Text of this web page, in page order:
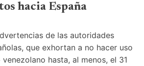
hacia España
de las autoridades
que exhortan a no hacer uso
hasta, al menos, el 31